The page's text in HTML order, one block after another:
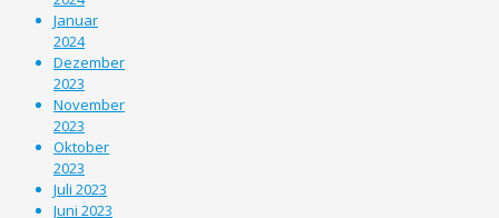
Januar
2024
Dezember
2023
November
2023
Oktober
2023
Juli 2023
Juni 2023